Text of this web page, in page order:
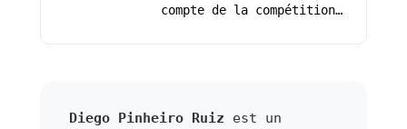
compte de la compétition…
Diego Pinheiro Ruiz est un